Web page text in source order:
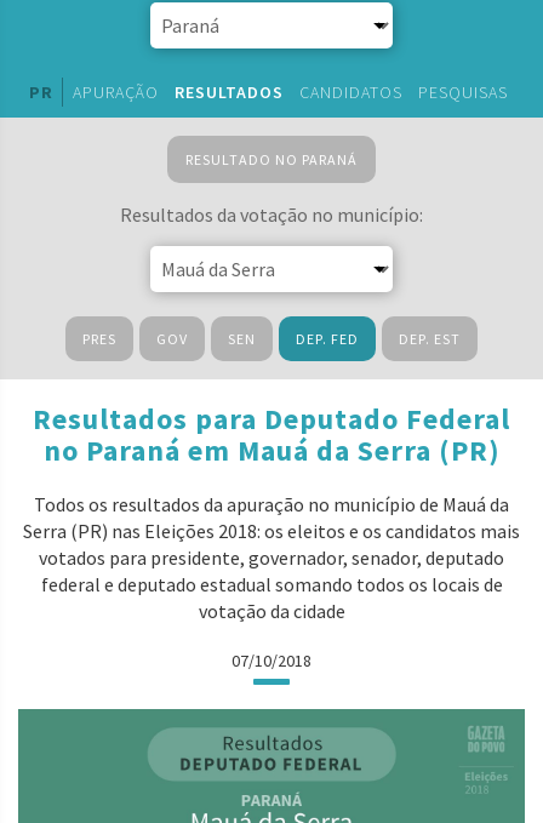
PR APURAÇÃO RESULTADOS CANDIDATOS PESQUISAS
RESULTADO NO PARANÁ
Resultados da votação no município:
PRES GOV SEN DEP. FED DEP. EST
Resultados para Deputado Federal
no Paraná em Mauá da Serra (PR)
Todos os resultados da apuração no município de Mauá da
Serra (PR) nas Eleições 2018: os eleitos e os candidatos mais
votados para presidente, governador, senador, deputado
federal e deputado estadual somando todos os locais de
votação da cidade
07/10/2018